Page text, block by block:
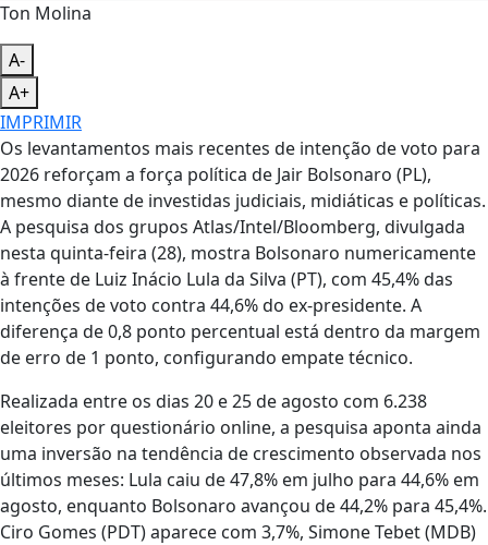
Ton Molina
A-
A+
IMPRIMIR
Os levantamentos mais recentes de intenção de voto para
2026 reforçam a força política de Jair Bolsonaro (PL),
mesmo diante de investidas judiciais, midiáticas e políticas.
A pesquisa dos grupos Atlas/Intel/Bloomberg, divulgada
nesta quinta-feira (28), mostra Bolsonaro numericamente
à frente de Luiz Inácio Lula da Silva (PT), com 45,4% das
intenções de voto contra 44,6% do ex-presidente. A
diferença de 0,8 ponto percentual está dentro da margem
de erro de 1 ponto, configurando empate técnico.
Realizada entre os dias 20 e 25 de agosto com 6.238
eleitores por questionário online, a pesquisa aponta ainda
uma inversão na tendência de crescimento observada nos
últimos meses: Lula caiu de 47,8% em julho para 44,6% em
agosto, enquanto Bolsonaro avançou de 44,2% para 45,4%.
Ciro Gomes (PDT) aparece com 3,7%, Simone Tebet (MDB)